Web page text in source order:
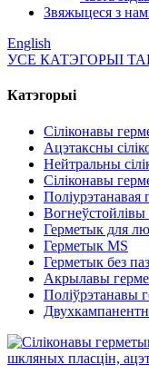
Звяжыцеся з
English
УСЕ КАТЭГОРЫІ
Катэгорыі
Сіліконавы
Ацэтаксны
Нейтральны
Сіліконавы
Поліурэтанавая
Вогнеўстойлівы
Герметык для
Герметык MS
Герметык без
Акрылавы
Поліўрэтанавы